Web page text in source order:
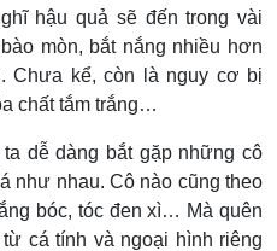
hậu quả sẽ đến trong vài
mòn, bắt nắng nhiều hơn
Chưa kể, còn là nguy cơ bị
chất tắm trắng…
dễ dàng bắt gặp những cô
như nhau. Cô nào cũng theo
bóc, tóc đen xì… Mà quên
cá tính và ngoại hình riêng